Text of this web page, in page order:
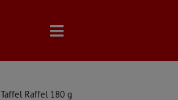
Taffel Raffel 180 g